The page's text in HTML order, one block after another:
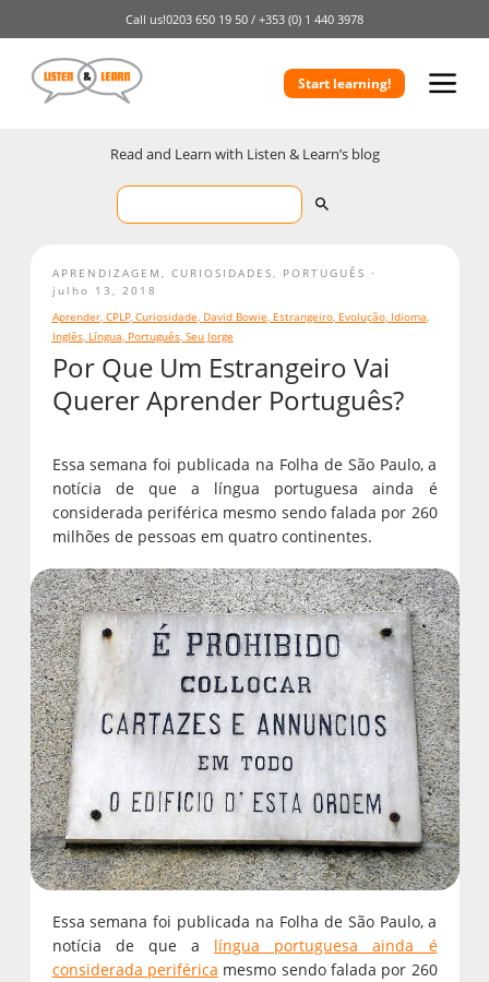
Call us!0203 650 19 50 / +353 (0) 1 440 3978
Start learning!
Read and Learn with Listen & Learn’s blog
Por Que Um Estrangeiro Vai
Querer Aprender Português?
Essa semana foi publicada na Folha de São Paulo, a
notícia de que a língua portuguesa ainda é
considerada periférica mesmo sendo falada por 260
milhões de pessoas em quatro continentes.
Essa semana foi publicada na Folha de São Paulo, a
notícia de que a língua portuguesa ainda é
considerada periférica mesmo sendo falada por 260
APRENDIZAGEM CURIOSIDADES
PORTUGUÊS
julho 13, 2018
Aprender, CPLP, Curiosidade, David Bowie, Estrangeiro, Evolução, Idioma,
Inglês, Língua, Português, Seu Jorge